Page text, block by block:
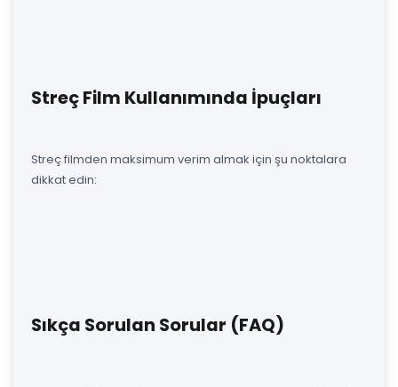
Streç Film Kullanımında İpuçları
Streç filmden maksimum verim almak için şu noktalara
dikkat edin:
Sıkça Sorulan Sorular (FAQ)